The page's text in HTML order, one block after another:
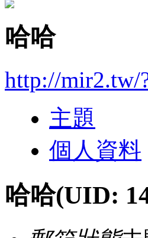
哈哈
http://mir2.tw/
主題
個人資料
哈哈(UID: